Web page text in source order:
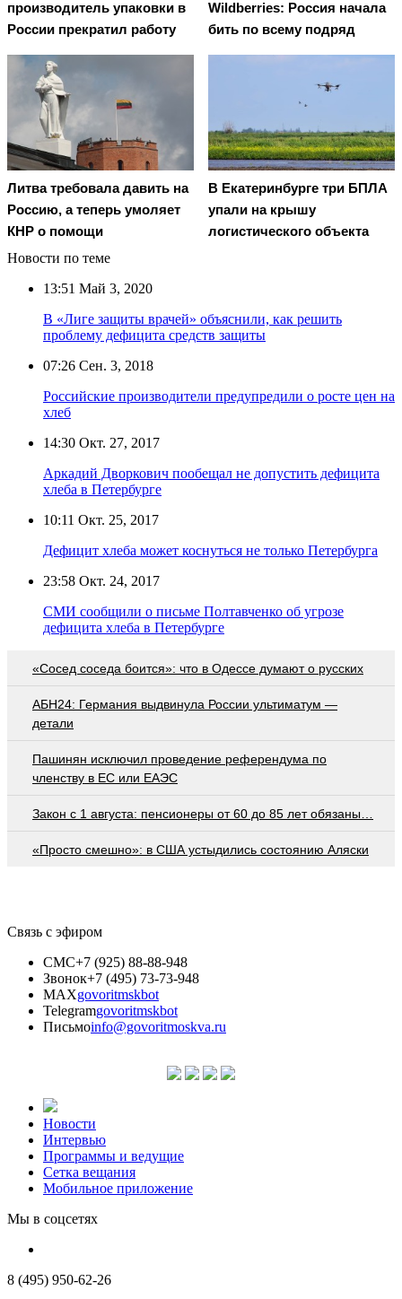
производитель упаковки в
России прекратил работу
Wildberries: Россия начала
бить по всему подряд
Литва требовала давить на
Россию, а теперь умоляет
КНР о помощи
В Екатеринбурге три БПЛА
упали на крышу
логистического объекта
Новости по теме
13:51 Май 3, 2020
В «Лиге защиты врачей» объяснили, как решить
проблему дефицита средств защиты
07:26 Сен. 3, 2018
Российские производители предупредили о росте цен на
хлеб
14:30 Окт. 27, 2017
Аркадий Дворкович пообещал не допустить дефицита
хлеба в Петербурге
10:11 Окт. 25, 2017
Дефицит хлеба может коснуться не только Петербурга
23:58 Окт. 24, 2017
СМИ сообщили о письме Полтавченко об угрозе
дефицита хлеба в Петербурге
«Сосед соседа боится»: что в Одессе думают о русских
АБН24: Германия выдвинула России ультиматум —
детали
Пашинян исключил проведение референдума по
членству в ЕС или ЕАЭС
Закон с 1 августа: пенсионеры от 60 до 85 лет обязаны…
«Просто смешно»: в США устыдились состоянию Аляски
Связь с эфиром
СМС+7 (925) 88-88-948
Звонок+7 (495) 73-73-948
MAXgovoritmskbot
Telegramgovoritmskbot
Письмоinfo@govoritmoskva.ru
Новости
Интервью
Программы и ведущие
Сетка вещания
Мобильное приложение
Мы в соцсетях
8 (495) 950-62-26